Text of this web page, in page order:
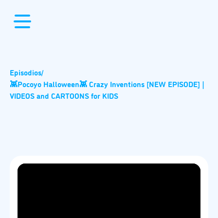
Episodios/
👾Pocoyo Halloween👾 Crazy Inventions [NEW EPISODE] |
VIDEOS and CARTOONS for KIDS